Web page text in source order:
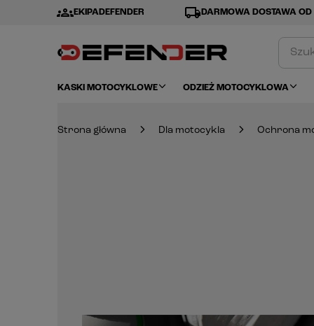
groupsEKIPADEFENDER local_shippingDARMOWA DOSTAWA
KASKI MOTOCYKLOWE ODZIEŻ MOTOCYKLOWA
Strona główna Dla motocykla Ochrona